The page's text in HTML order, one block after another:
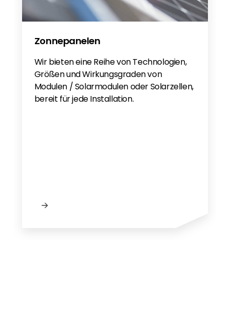
Force H3X 3PH PL
Zonnepanelen
Wir bieten eine Reihe von Technologien,
Größen und Wirkungsgraden von
Modulen / Solarmodulen oder Solarzellen,
bereit für jede Installation.